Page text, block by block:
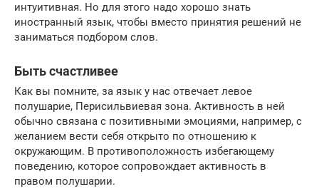
интуитивная. Но для этого надо хорошо знать
иностранный язык, чтобы вместо принятия решений не
заниматься подбором слов.
Быть счастливее
Как вы помните, за язык у нас отвечает левое
полушарие, Перисильвиевая зона. Активность в ней
обычно связана с позитивными эмоциями, например, с
желанием вести себя открыто по отношению к
окружающим. В противоположность избегающему
поведению, которое сопровождает активность в
правом полушарии.